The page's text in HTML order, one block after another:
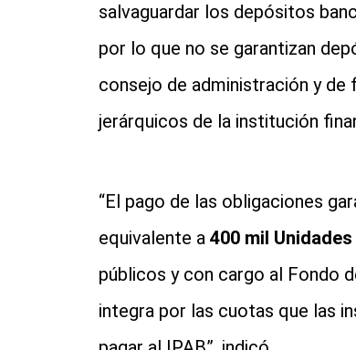
salvaguardar los depósitos
por lo que no se garantizan
consejo de administración y
jerárquicos de la institución
“El pago de las obligaciones
equivalente a 400 mil
públicos y con cargo al Fondo
integra por las cuotas que las